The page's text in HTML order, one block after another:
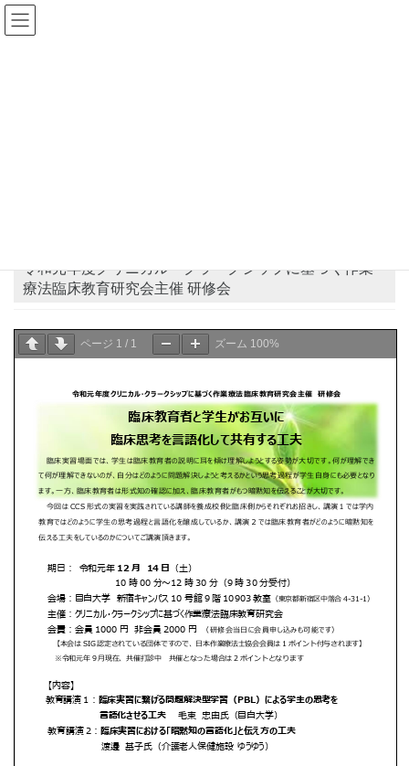
コ
ン
ナ
ビ
令和元年度クリニカル・クラークシップに基づく作業
療法臨床教育研究会主催 研修会
ページ 1 / 1 ズーム 100%